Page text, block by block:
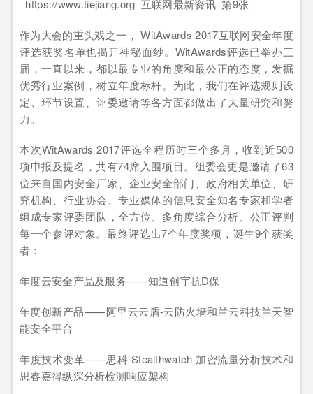
作为大会的重头戏之一， WitAwards 2017互联网安全年度
评选获奖名单也揭开神秘面纱。WitAwards评选已举办三
届，一直以来，都以最专业的角度和最公正的态度，发掘
优秀行业案例，树立年度标杆。为此，我们在评选规则设
定、环节设置、评委邀请等各方面都做出了大量研究和努
力。
本次WitAwards 2017评选全程历时三个多月，收到近500
项申报及提名，共有74席入围项目。组委会更是邀请了63
位来自国内安全厂家、企业安全部门、政府相关单位、研
究机构、行业协会、专业媒体的信息安全知名专家和学者
组成专家评委团队，全方位、多角度综合分析、公正评判
每一个参评对象。最终评选出7个年度奖项，诞生9个获奖
者：
年度云安全产品及服务——知道创宇抗D保
年度创新产品——阿里云云盾-云防火墙和兰云科技兰天智
能安全平台
年度技术变革——思科 Stealthwatch 加密流量分析技术和
思睿嘉得纵深分析检测响应架构